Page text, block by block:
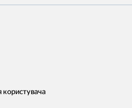
Вам, чому ми
рішення та в якій мірі
індивідуальним потребам.
користувача